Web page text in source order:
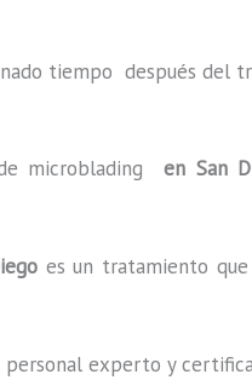
tiempo después del
microblading en San
es un tratamiento
experto y